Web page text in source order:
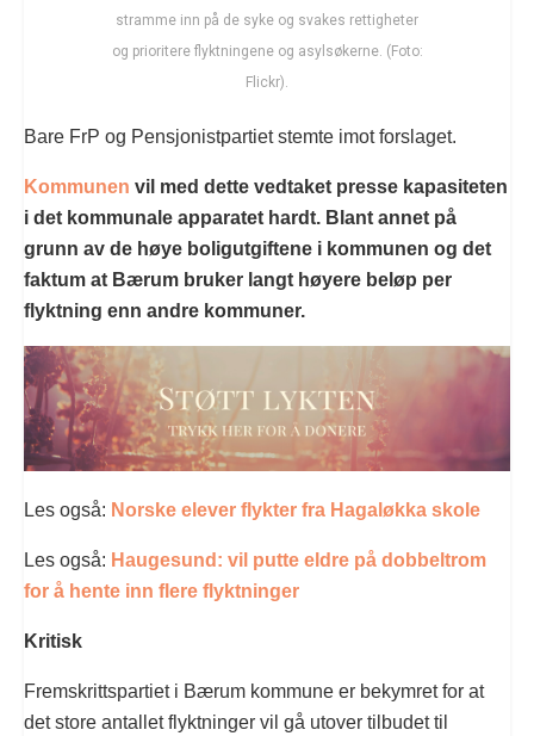
stramme inn på de syke og svakes rettigheter
og prioritere flyktningene og asylsøkerne. (Foto:
Flickr).
Bare FrP og Pensjonistpartiet stemte imot forslaget.
Kommunen vil med dette vedtaket presse kapasiteten
i det kommunale apparatet hardt. Blant annet på
grunn av de høye boligutgiftene i kommunen og det
faktum at Bærum bruker langt høyere beløp per
flyktning enn andre kommuner.
Les også: Norske elever flykter fra Hagaløkka skole
Les også: Haugesund: vil putte eldre på dobbeltrom
for å hente inn flere flyktninger
Kritisk
Fremskrittspartiet i Bærum kommune er bekymret for at
det store antallet flyktninger vil gå utover tilbudet til